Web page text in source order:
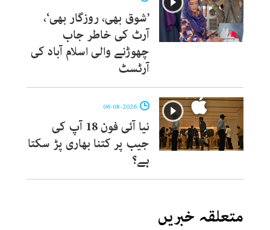
’شوق بھی، روزگار بھی‘،
آرٹ کی خاطر جاب
چھوڑنے والی اسلام آباد کی
آرٹسٹ
نیا آئی فون 18 آپ کی
جیب پر کتنا بھاری پڑ سکتا
ہے؟
متعلقہ خبریں